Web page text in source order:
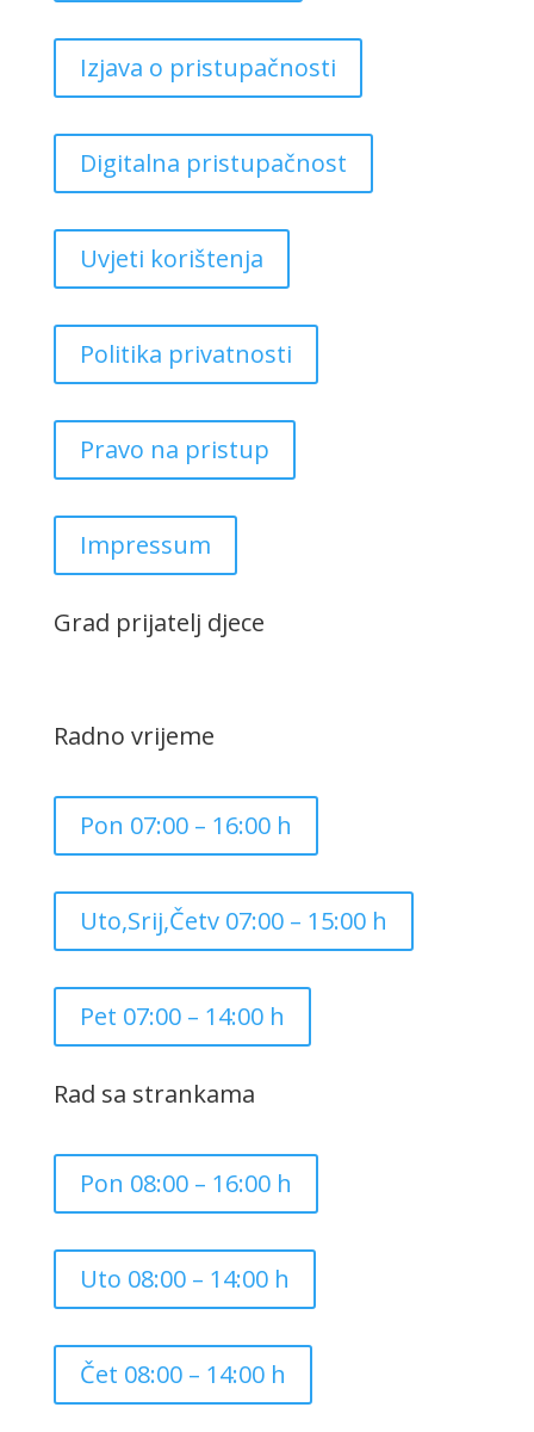
Izjava o pristupačnosti
Digitalna pristupačnost
Uvjeti korištenja
Politika privatnosti
Pravo na pristup
Impressum
Grad prijatelj djece
Radno vrijeme
Pon 07:00 – 16:00 h
Uto,Srij,Četv 07:00 – 15:00 h
Pet 07:00 – 14:00 h
Rad sa strankama
Pon 08:00 – 16:00 h
Uto 08:00 – 14:00 h
Čet 08:00 – 14:00 h